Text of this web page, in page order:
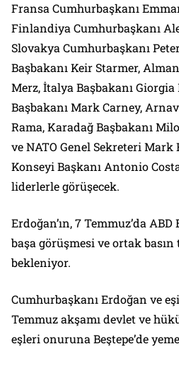
Fransa Cumhurbaşkanı
Finlandiya Cumhurbaşkanı
Slovakya Cumhurbaşkanı
Başbakanı Keir Starmer,
Merz, İtalya Başbakanı
Başbakanı Mark Carney,
Rama, Karadağ Başbakanı
ve NATO Genel Sekreteri
Konseyi Başkanı Antonio
liderlerle görüşecek.
Erdoğan’ın, 7 Temmuz’da
başa görüşmesi ve ortak basın
bekleniyor.
Cumhurbaşkanı Erdoğan ve
Temmuz akşamı devlet ve
eşleri onuruna Beştepe’de